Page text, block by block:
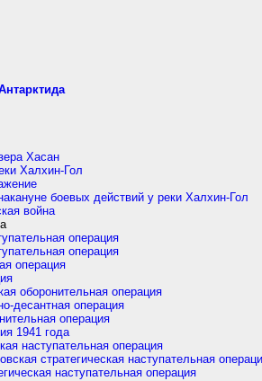
Хасан
Халхин-Гол
боевых действий у реки Халхин-Гол
война
операция
операция
операция
оборонительная операция
десантная операция
операция
1941 года
наступательная операция
стратегическая наступательная
наступательная операция